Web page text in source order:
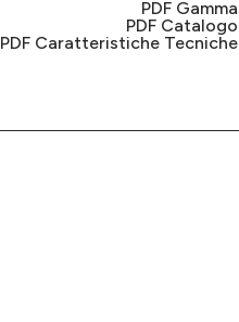
PDF Gamma
PDF Catalogo
PDF Caratteristiche Tecniche